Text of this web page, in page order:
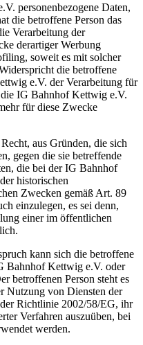
personenbezogene Daten,
die betroffene Person das
Verarbeitung der
derartiger Werbung
soweit es mit solcher
die betroffene
e.V. der Verarbeitung für
IG Bahnhof Kettwig e.V.
für diese Zwecke
aus Gründen, die sich
gegen die sie betreffende
die bei der IG Bahnhof
historischen
Zwecken gemäß Art. 89
einzulegen, es sei denn,
einer im öffentlichen
kann sich die betroffene
Bahnhof Kettwig e.V. oder
betroffenen Person steht es
Nutzung von Diensten der
Richtlinie 2002/58/EG, ihr
Verfahren auszuüben, bei
werden.